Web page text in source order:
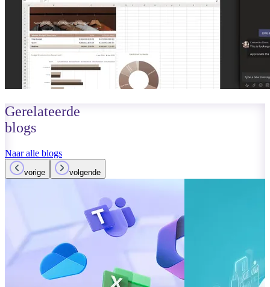
Gerelateerde
blogs
Naar alle blogs
vorige volgende
Teams: Wat